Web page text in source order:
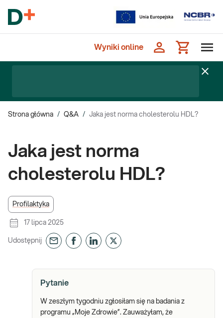
Wyniki online
Strona główna / Q&A / Jaka jest norma cholesterolu HDL?
Jaka jest norma
cholesterolu HDL?
Profilaktyka
17 lipca 2025
Udostępnij
Pytanie
W zeszłym tygodniu zgłosiłam się na badania z
programu „Moje Zdrowie”. Zauważyłam, że